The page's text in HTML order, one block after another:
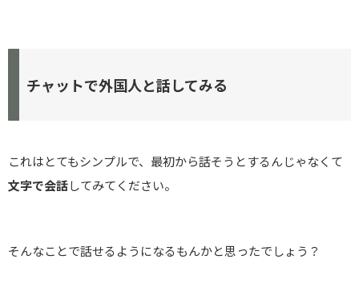
チャットで外国人と話してみる
これはとてもシンプルで、最初から話そうとするんじゃなくて
文字で会話してみてください。
そんなことで話せるようになるもんかと思ったでしょう？